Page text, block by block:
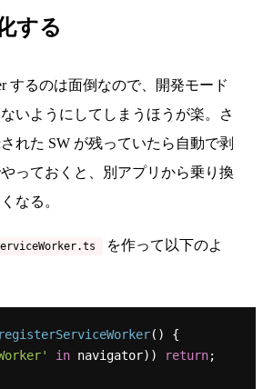
する
するのは面倒なので、開発モード
いようにしてしまうほうが楽。さ
れた SW が残っていたら自動で剥
っておくと、別アプリから乗り換
なる。
を作って以下のよ
registerServiceWorker( ) {
in navigator)) return;